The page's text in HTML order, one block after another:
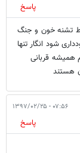
پاسخ
تشنه خون و جنگ
شود انگار تنها
همیشه قربانی
هستند
۰۷:۵۶ - ۱۳۹۷/۰۲/۲۵
پاسخ